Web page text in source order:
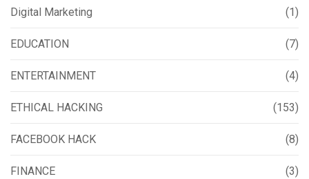
Digital Marketing (1)
EDUCATION (7)
ENTERTAINMENT (4)
ETHICAL HACKING (153)
FACEBOOK HACK (8)
FINANCE (3)